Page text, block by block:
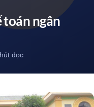
toán ngân
đọc